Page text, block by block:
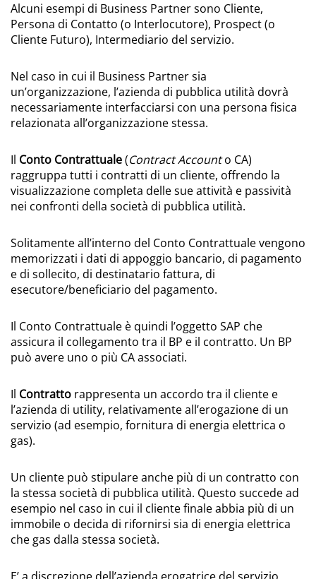
Alcuni esempi di Business Partner sono Cliente,
Persona di Contatto (o Interlocutore), Prospect (o
Cliente Futuro), Intermediario del servizio.
Nel caso in cui il Business Partner sia
un’organizzazione, l’azienda di pubblica utilità dovrà
necessariamente interfacciarsi con una persona fisica
relazionata all’organizzazione stessa.
Il Conto Contrattuale(Contract Accounto CA)
raggruppa tutti i contratti di un cliente, offrendo la
visualizzazione completa delle sue attività e passività
nei confronti della società di pubblica utilità.
Solitamente all’interno del Conto Contrattuale vengono
memorizzati i dati di appoggio bancario, di pagamento
e di sollecito, di destinatario fattura, di
esecutore/beneficiario del pagamento.
Il Conto Contrattuale è quindi l’oggetto SAP che
assicura il collegamento tra il BP e il contratto. Un BP
può avere uno o più CA associati.
Il Contratto rappresenta un accordo tra il cliente e
l’azienda di utility, relativamente all’erogazione di un
servizio (ad esempio, fornitura di energia elettrica o
gas).
Un cliente può stipulare anche più di un contratto con
la stessa società di pubblica utilità. Questo succede ad
esempio nel caso in cui il cliente finale abbia più di un
immobile o decida di rifornirsi sia di energia elettrica
che gas dalla stessa società.